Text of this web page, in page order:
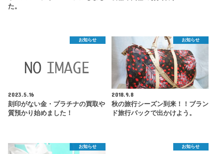
た。
お知らせ
2023.5.16
刻印がない金・プラチナの買取や
質預かり始めました！
お知らせ
2018.9.8
秋の旅行シーズン到来！！ブラン
ド旅行バックで出かけよう。
お知らせ お知らせ